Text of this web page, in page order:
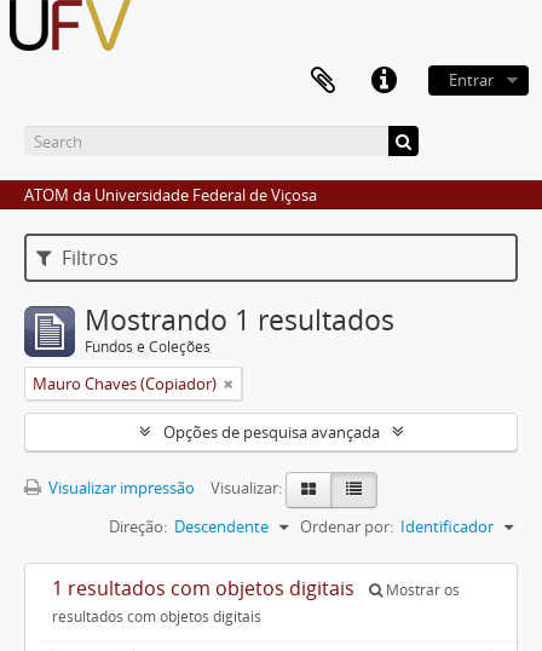
Entrar
ATOM da Universidade Federal de Viçosa
Filtros
Mostrando 1 resultados
Fundos e Coleções
Mauro Chaves (Copiador)
Opções de pesquisa avançada
Visualizar impressão
Visualizar:
Ordenar por: Identificador
Direção: Descendente
1 resultados com objetos digitais
Mostrar os
resultados com objetos digitais